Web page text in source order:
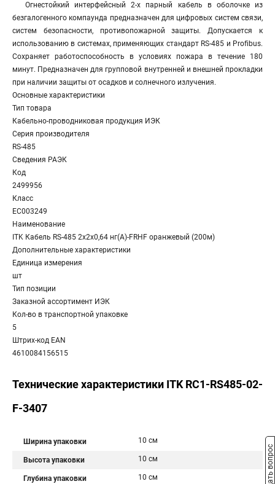
Огнестойкий интерфейсный 2-х парный кабель в оболочке из
безгалогенного компаунда предназначен для цифровых систем связи,
систем безопасности, противопожарной защиты. Допускается к
использованию в системах, применяющих стандарт RS-485 и Profibus.
Сохраняет работоспособность в условиях пожара в течение 180
минут. Предназначен для групповой внутренней и внешней прокладки
при наличии защиты от осадков и солнечного излучения.
Основные характеристики
Тип товара
Кабельно-проводниковая продукция ИЭК
Серия производителя
RS-485
Сведения РАЭК
Код
2499956
Класс
EC003249
Наименование
ITK Кабель RS-485 2х2х0,64 нг(А)-FRHF оранжевый (200м)
Дополнительные характеристики
Единица измерения
шт
Тип позиции
Заказной ассортимент ИЭК
Кол-во в транспортной упаковке
5
Штрих-код EAN
4610084156515
Технические характеристики ITK RC1-RS485-02-
F-3407
Ширина упаковки 10 см
Высота упаковки 10 см
Глубина упаковки 10 см Задать вопрос